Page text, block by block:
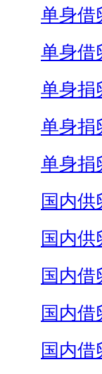
单身借
单身借
单身捐
单身捐
单身捐
国内供
国内供
国内借
国内借
国内借